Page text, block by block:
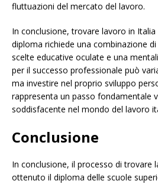
fluttuazioni del mercato del lavoro.
In conclusione, trovare lavoro in
diploma richiede una combinazione
scelte educative oculate e una
per il successo professionale può
ma investire nel proprio sviluppo
rappresenta un passo fondamentale
soddisfacente nel mondo del lavoro
Conclusione
In conclusione, il processo di trovare
ottenuto il diploma delle scuole